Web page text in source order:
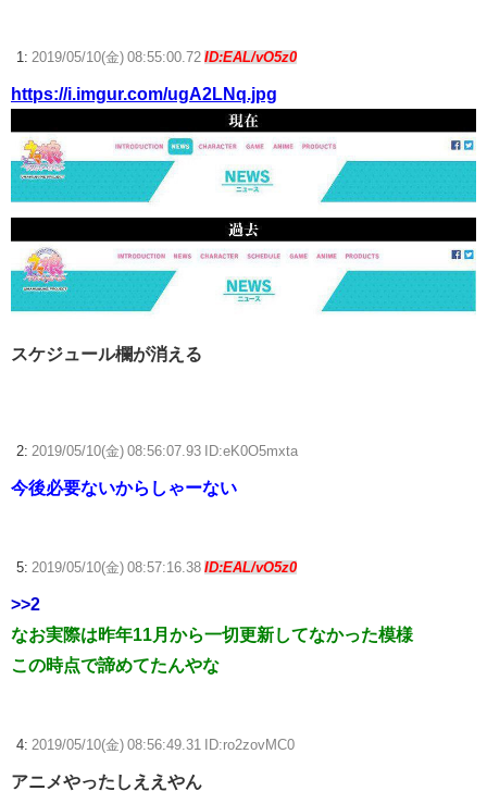
【ウマ娘】ディザイアの謎ポーズ、完全にアレと一致ｗｗｗ
【競馬】G1・2勝 アスコリピチェーノが引退 繁殖入りへ
1: 2019/05/10(金) 08:55:00.72 ID:EAL/vO5z0
https://i.imgur.com/ugA2LNq.jpg
スケジュール欄が消える
2: 2019/05/10(金) 08:56:07.93 ID:eK0O5mxta
今後必要ないからしゃーない
5: 2019/05/10(金) 08:57:16.38 ID:EAL/vO5z0
>>2
なお実際は昨年11月から一切更新してなかった模様
この時点で諦めてたんやな
4: 2019/05/10(金) 08:56:49.31 ID:ro2zovMC0
アニメやったしええやん